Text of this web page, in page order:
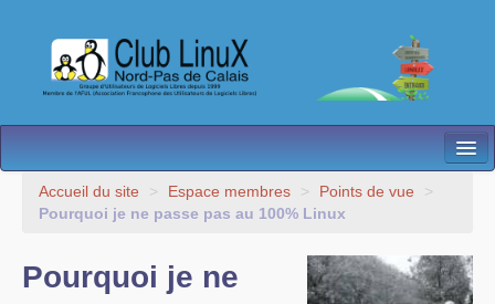
L’Association
Besoin d’Aide ?
Accueil du site > Espace membres > Points de vue
>
Pourquoi je ne passe pas au 100% Linux
Pourquoi je ne